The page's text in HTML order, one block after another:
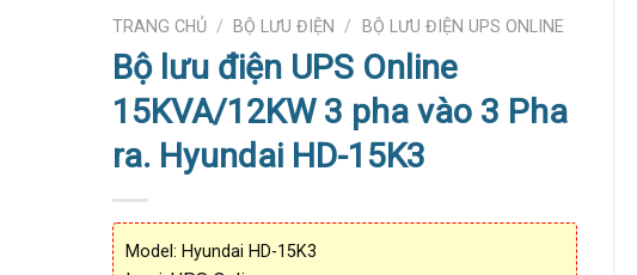
TRANG CHỦ / BỘ LƯU ĐIỆN / BỘ LƯU ĐIỆN UPS ONLINE
Bộ lưu điện UPS Online
15KVA/12KW 3 pha vào 3 Pha
ra. Hyundai HD-15K3
Model: Hyundai HD-15K3